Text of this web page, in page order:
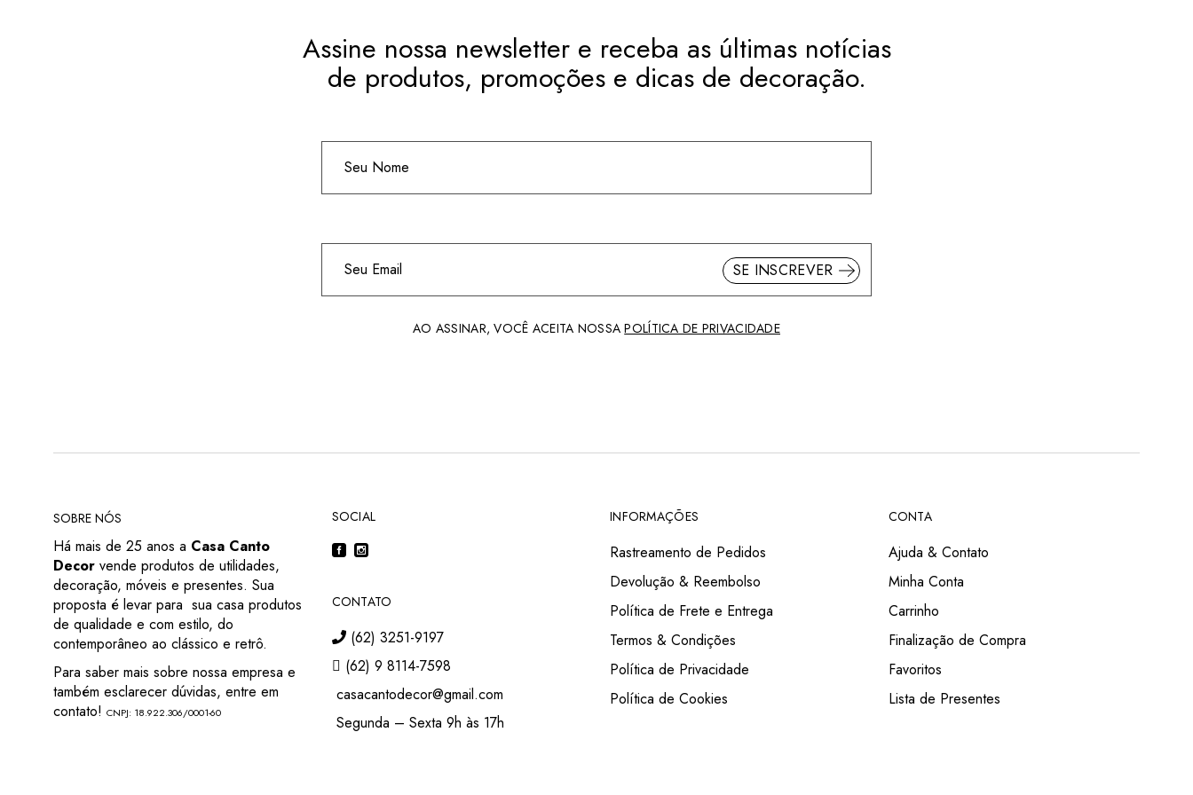
Assine nossa newsletter e receba as últimas notícias
de produtos, promoções e dicas de decoração.
SE INSCREVER
AO ASSINAR, VOCÊ ACEITA NOSSAPOLÍTICA DE PRIVACIDADE
SOBRE NÓS
Há mais de 25 anos a Casa Canto
Decor vende produtos de utilidades,
decoração, móveis e presentes. Sua
proposta é levar para sua casa produtos
de qualidade e com estilo, do
contemporâneo ao clássico e retrô.
Para saber mais sobre nossa empresa e
também esclarecer dúvidas, entre em
contato! CNPJ: 18.922.306/0001-60
SOCIAL
CONTATO
(62) 3251-9197
(62) 9 8114-7598
casacantodecor@gmail.com
Segunda – Sexta 9h às 17h
INFORMAÇÕES
Rastreamento de Pedidos
Devolução & Reembolso
Política de Frete e Entrega
Termos & Condições
Política de Privacidade
Política de Cookies
CONTA
Ajuda & Contato
Minha Conta
Carrinho
Finalização de Compra
Favoritos
Lista de Presentes